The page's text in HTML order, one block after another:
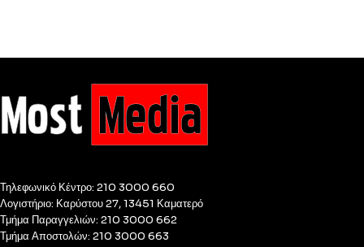
Τηλεφωνικό Κέντρο: 210 3000 660
Λογιστήριο: Καρύστου 27, 13451 Καματερό
Τμήμα Παραγγελιών: 210 3000 662
Τμήμα Αποστολών: 210 3000 663